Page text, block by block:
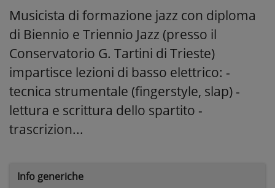
Musicista di formazione jazz con diploma
di Biennio e Triennio Jazz (presso il
Conservatorio G. Tartini di Trieste)
impartisce lezioni di basso elettrico: -
tecnica strumentale (fingerstyle, slap) -
lettura e scrittura dello spartito -
trascrizion...
Info generiche